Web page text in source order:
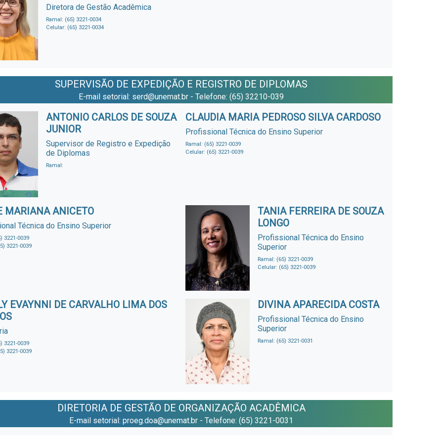
Diretora de Gestão Acadêmica
Ramal: (65) 3221-0034
Celular: (65) 3221-0034
SUPERVISÃO DE EXPEDIÇÃO E REGISTRO DE DIPLOMAS
E-mail setorial: serd@unemat.br - Telefone: (65) 32210-039
ANTONIO CARLOS DE SOUZA
JUNIOR
Supervisor de Registro e Expedição
de Diplomas
Ramal:
CLAUDIA MARIA PEDROSO SILVA CARDOSO
Profissional Técnica do Ensino Superior
Ramal: (65) 3221-0039
Celular: (65) 3221-0039
MARIANA ANICETO
Técnica do Ensino Superior
3221-0039
3221-0039
TANIA FERREIRA DE SOUZA
LONGO
Profissional Técnica do Ensino
Superior
Ramal: (65) 3221-0039
Celular: (65) 3221-0039
EVAYNNI DE CARVALHO LIMA DOS
3221-0039
3221-0039
DIVINA APARECIDA COSTA
Profissional Técnica do Ensino
Superior
Ramal: (65) 3221-0031
DIRETORIA DE GESTÃO DE ORGANIZAÇÃO ACADÊMICA
E-mail setorial: proeg.doa@unemat.br - Telefone: (65) 3221-0031